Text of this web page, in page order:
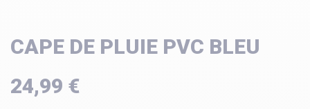
CAPE DE PLUIE PVC BLEU
24,99 €